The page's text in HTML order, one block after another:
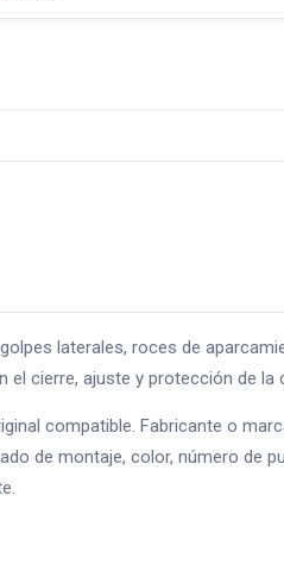
golpes laterales, roces de
cierre, ajuste y protección de la
compatible. Fabricante o
de montaje, color, número de